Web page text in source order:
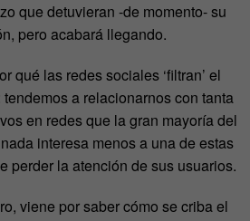
que detuvieran -de momento- su
pero acabará llegando.
qué las redes sociales ‘filtran’ el
a relacionarnos con tanta
en redes que la gran mayoría del
interesa menos a una de estas
perder la atención de sus usuarios.
viene por saber cómo se criba el